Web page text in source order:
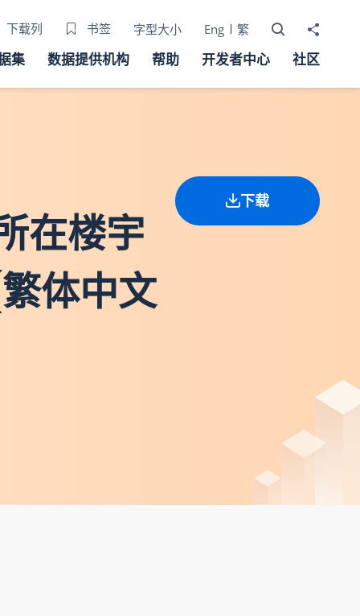
下载列 书签 字型大小 Eng 繁 打开搜寻器
分享至
集 数据提供机构 帮助 开发者中心 社区
在楼宇
体中文
下载